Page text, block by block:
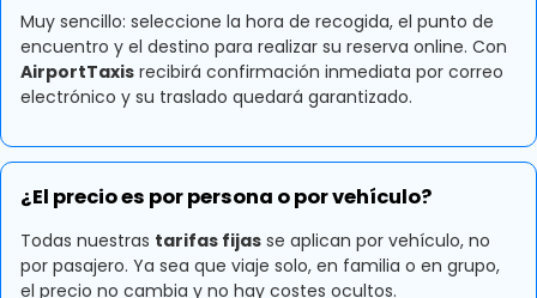
Muy sencillo: seleccione la hora de recogida, el punto de
encuentro y el destino para realizar su reserva online. Con
AirportTaxis recibirá confirmación inmediata por correo
electrónico y su traslado quedará garantizado.
¿El precio es por persona o por vehículo?
Todas nuestras tarifas fijas se aplican por vehículo, no
por pasajero. Ya sea que viaje solo, en familia o en grupo,
el precio no cambia y no hay costes ocultos.